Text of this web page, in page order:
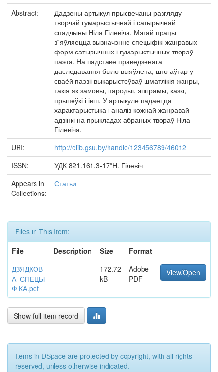
Abstract:
Дадзены артыкул прысвечаны разгляду
творчай гумарыстычнай і сатырычнай
спадчыны Ніла Гілевіча. Мэтай працы
з‟яўляецца вызначэнне спецыфікі жанравых
форм сатырычных і гумарыстычных твораў
паэта. На падставе праведзенага
даследавання было выяўлена, што аўтар у
сваѐй паэзіі выкарыстоўваў шматлікія жанры,
такія як замовы, пародыі, эпіграмы, казкі,
прыпеўкі і інш. У артыкуле падаецца
характарыстыка і аналіз кожнай жанравай
адзінкі на прыкладах абраных твораў Ніла
Гілевіча.
URI:
http://elib.gsu.by/handle/123456789/46012
ISSN:
УДК 821.161.3-17*Н. Гілевіч
Appears in
Collections:
Статьи
Files in This Item:
File
Description Size
Format
ДЗЯДКОВ
А_СПЕЦЫ
ФІКА.pdf
172.72
kB
Adobe
PDF
View/Open
Show full item record
Items in DSpace are protected by copyright, with all rights
reserved, unless otherwise indicated.